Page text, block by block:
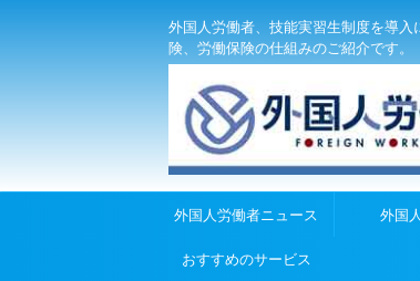
外国人労働者、技能実習生制度を導入
険、労働保険の仕組みのご紹介です。
外国人労働者ニュース 外国
おすすめのサービス